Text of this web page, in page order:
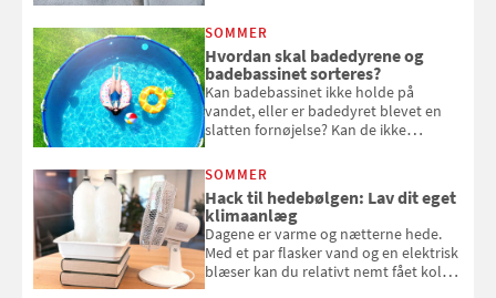
at bede naboen om at vande eller
komme hjem til døde planter
SOMMER
Hvordan skal badedyrene og
badebassinet sorteres?
Kan badebassinet ikke holde på
vandet, eller er badedyret blevet en
slatten fornøjelse? Kan de ikke
opmærksom, når du smider
badebassinet eller et badedyr ud
SOMMER
Hack til hedebølgen: Lav dit eget
klimaanlæg
Dagene er varme og nætterne hede.
Med et par flasker vand og en elektrisk
blæser kan du relativt nemt fået koldt